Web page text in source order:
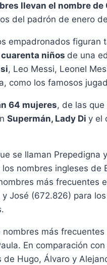
llevan el nombre de
del padrón de enero
empadronados figuran
niños de una
, Leo Messi, Leonel
como los famosos
64 mujeres, de las
Supermán, Lady Di y el
se llaman Prepedigna
nombres ingleses
más frecuentes
José (672.826) para
más
En comparación
Hugo, Álvaro y